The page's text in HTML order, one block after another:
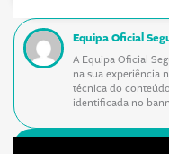
Equipa Oficial
A Equipa Oficial
na sua experiência
técnica do
identificada no